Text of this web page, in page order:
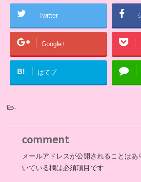
Twitter
Google+
B! はてブ
-
comment
メールアドレスが公開されることはあ
いている欄は必須項目です